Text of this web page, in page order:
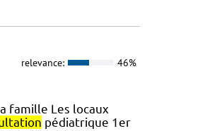
relevance: 46%
famille Les locaux
pédiatrique 1er